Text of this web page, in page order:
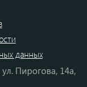
данных
ул. Пирогова, 14а,